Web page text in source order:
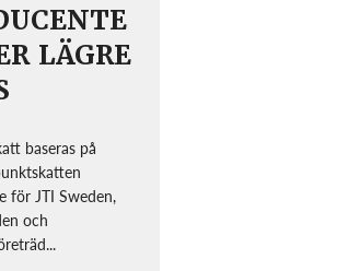
LÄGRE
baseras på
för JTI Sweden,
och